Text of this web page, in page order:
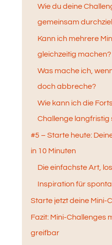
Wie du deine
gemeinsam
Kann ich mehrere
gleichzeitig machen?
Was mache ich,
doch abbreche?
Wie kann ich die
Challenge langfristig
#5 – Starte heute:
in 10 Minuten
Die einfachste Art,
Inspiration für
Starte jetzt deine Mini-
Fazit: Mini-Challenges
greifbar